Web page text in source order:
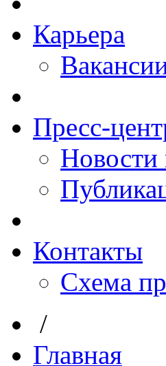
Карьера
Пресс-
Новости
Контакты
Схема
/
Главная